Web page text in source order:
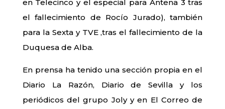
en Telecinco y el especial para Antena 3 tras
el fallecimiento de Rocío Jurado), también
para la Sexta y TVE ,tras el fallecimiento de la
Duquesa de Alba.
En prensa ha tenido una sección propia en el
Diario La Razón, Diario de Sevilla y los
periódicos del grupo Joly y en El Correo de